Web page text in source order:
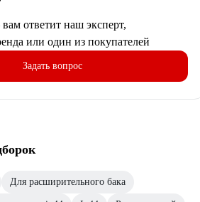
ответит наш эксперт,
или один из покупателей
Задать вопрос
Для расширительного бака